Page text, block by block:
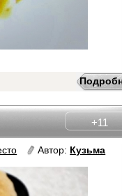
+11
Автор: Кузьма